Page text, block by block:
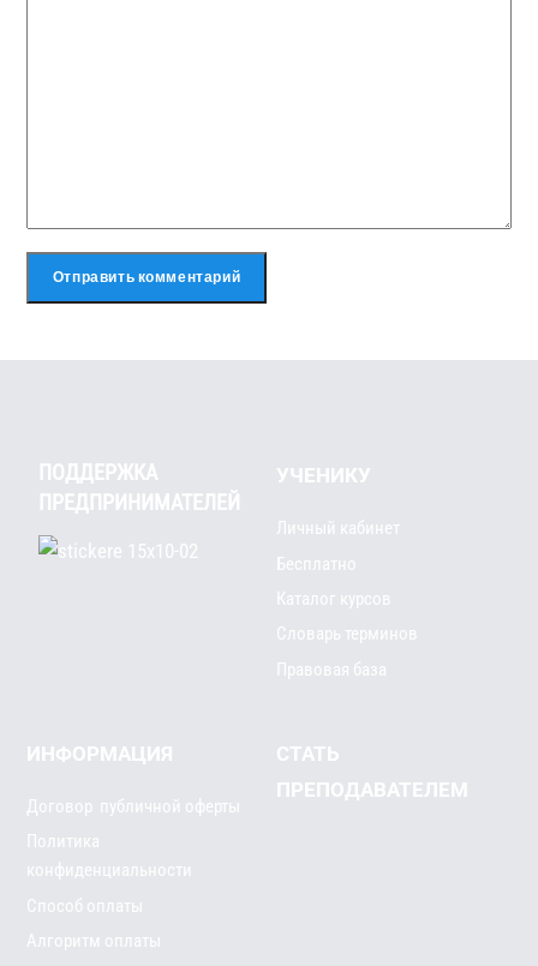
ПОДДЕРЖКА
ПРЕДПРИНИМАТЕЛЕЙ
УЧЕНИКУ
Личный кабинет
Бесплатно
Каталог курсов
Словарь терминов
Правовая база
ИНФОРМАЦИЯ
Договор публичной оферты
Политика
конфиденциальности
Способ оплаты
Алгоритм оплаты
СТАТЬ
ПРЕПОДАВАТЕЛЕМ